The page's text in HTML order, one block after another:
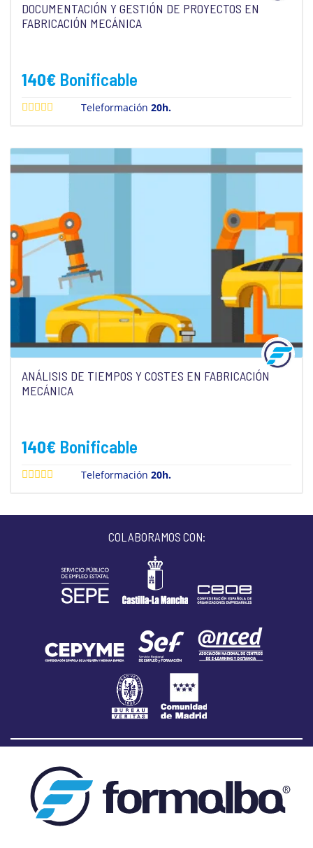
DOCUMENTACIÓN Y GESTIÓN DE PROYECTOS EN
FABRICACIÓN MECÁNICA
140€ Bonificable
Teleformación20h.
ANÁLISIS DE TIEMPOS Y COSTES EN FABRICACIÓN
MECÁNICA
140€ Bonificable
Teleformación20h.
COLABORAMOS CON: